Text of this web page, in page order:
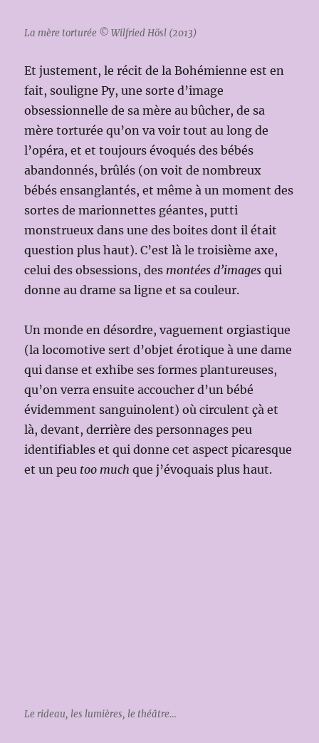
La mère torturée © Wilfried Hösl (2013)
Et justement, le récit de la Bohémienne est en
fait, souligne Py, une sorte d’image
obsessionnelle de sa mère au bûcher, de sa
mère torturée qu’on va voir tout au long de
l’opéra, et et toujours évoqués des bébés
abandonnés, brûlés (on voit de nombreux
bébés ensanglantés, et même à un moment des
sortes de marionnettes géantes, putti
monstrueux dans une des boites dont il était
question plus haut). C’est là le troisième axe,
celui des obsessions, des montées d’images qui
donne au drame sa ligne et sa couleur.
Un monde en désordre, vaguement orgiastique
(la locomotive sert d’objet érotique à une dame
qui danse et exhibe ses formes plantureuses,
qu’on verra ensuite accoucher d’un bébé
évidemment sanguinolent) où circulent çà et
là, devant, derrière des personnages peu
identifiables et qui donne cet aspect picaresque
et un peu too much que j’évoquais plus haut.
Le rideau, les lumières, le théâtre…